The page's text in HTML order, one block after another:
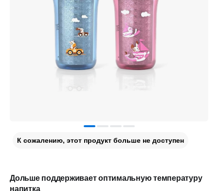
Дольше поддерживает оптимальную температуру
напитка
К сожалению, этот продукт больше не доступен